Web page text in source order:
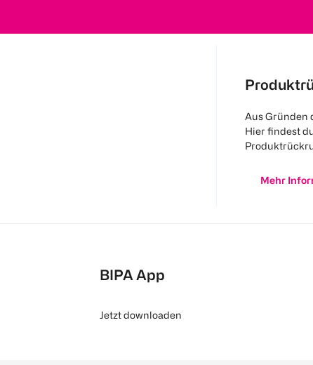
Aus Gründen
Hier findest
Mehr
BIPA App
Jetzt downloaden